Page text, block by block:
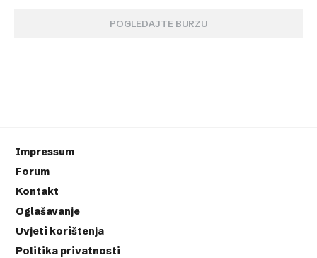
POGLEDAJTE BURZU
Impressum
Forum
Kontakt
Oglašavanje
Uvjeti korištenja
Politika privatnosti